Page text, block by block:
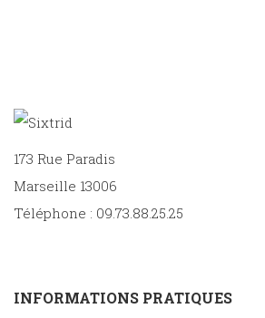
173 Rue Paradis
Marseille 13006
Téléphone : 09.73.88.25.25
INFORMATIONS PRATIQUES